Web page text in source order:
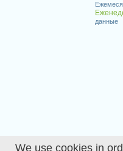
We use cookies in
данные